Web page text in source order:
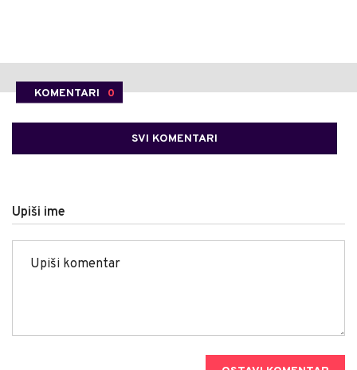
KOMENTARI 0
SVI KOMENTARI
Upiši ime